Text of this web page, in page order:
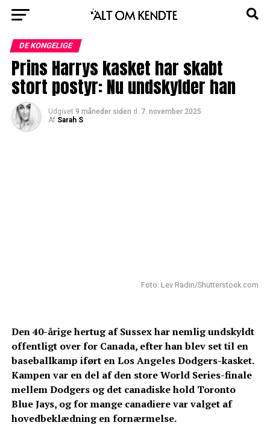
DE KONGELIGE
Prins Harrys kasket har skabt
stort postyr: Nu undskylder han
Udgivet 9 måneder siden d. 7. november 2025
Af Sarah S
Foto: Lev Radin/Shutterstock.com
Den 40-årige hertug af Sussex har nemlig undskyldt
offentligt over for Canada, efter han blev set til en
baseballkamp iført en Los Angeles Dodgers-kasket.
Kampen var en del af den store World Series-finale
mellem Dodgers og det canadiske hold Toronto
Blue Jays, og for mange canadiere var valget af
hovedbeklædning en fornærmelse.